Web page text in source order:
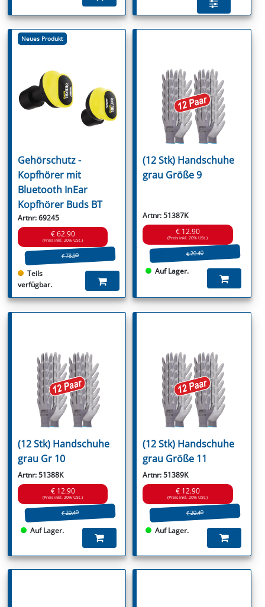
Neues Produkt
Gehörschutz -
Kopfhörer mit
Bluetooth InEar
Kopfhörer Buds BT
Artnr: 69245
€ 62.90
(Preis inkl. 20% USt.)
€ 78.90
Teils
verfügbar.
(12 Stk) Handschuhe
grau Größe 9
Artnr: 51387K
€ 12.90
(Preis inkl. 20% USt.)
€ 20.40
Auf Lager.
(12 Stk) Handschuhe
grau Gr 10
Artnr: 51388K
€ 12.90
(Preis inkl. 20% USt.)
€ 20.40
Auf Lager.
(12 Stk) Handschuhe
grau Größe 11
Artnr: 51389K
€ 12.90
(Preis inkl. 20% USt.)
€ 20.40
Auf Lager.